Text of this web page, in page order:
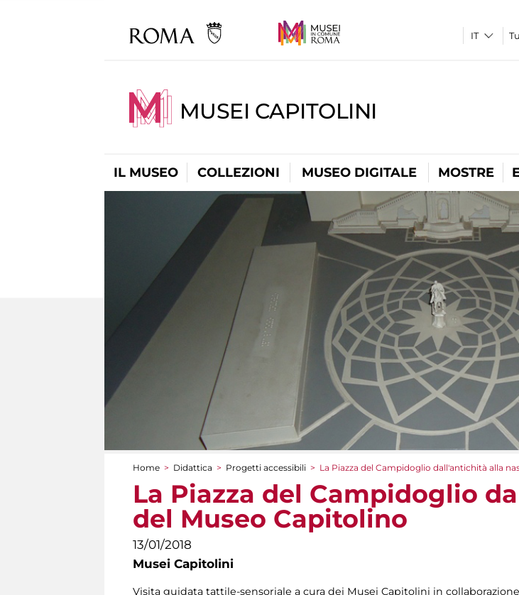
MUSEI CAPITOLINI
IL MUSEO COLLEZIONI MUSEO DIGITALE MOSTRE
Tu sei qui
Home > Didattica > Progetti accessibili > La Piazza del Campidoglio dall'antichità alla
La Piazza del Campidoglio
del Museo Capitolino
13/01/2018
Musei Capitolini
Visita guidata tattile-sensoriale a cura dei Musei Capitolini in